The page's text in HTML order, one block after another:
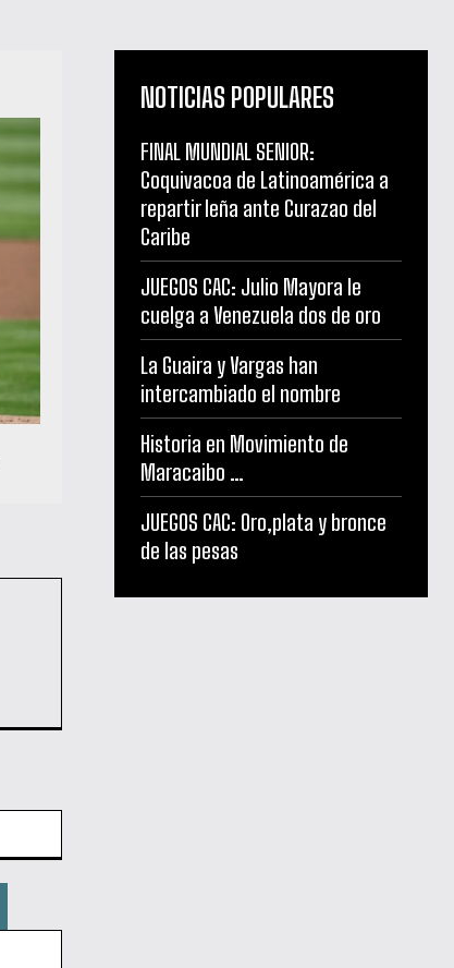
NOTICIAS POPULARES
FINAL MUNDIAL SENIOR:
Coquivacoa de Latinoamérica a
repartir leña ante Curazao del
Caribe
JUEGOS CAC: Julio Mayora le
cuelga a Venezuela dos de oro
La Guaira y Vargas han
intercambiado el nombre
Historia en Movimiento de
Maracaibo …
JUEGOS CAC: Oro,plata y bronce
de las pesas